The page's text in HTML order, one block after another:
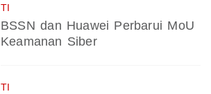
TI
BSSN dan Huawei Perbarui MoU
Keamanan Siber
TI